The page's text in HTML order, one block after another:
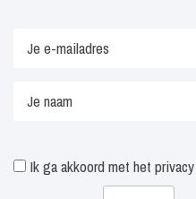
Ik ga akkoord met het